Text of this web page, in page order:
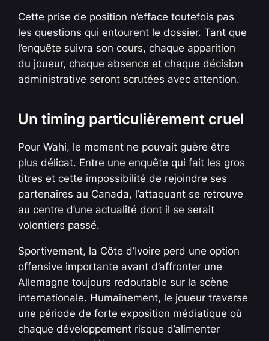
Cette prise de position n’efface toutefois pas
les questions qui entourent le dossier. Tant que
l’enquête suivra son cours, chaque apparition
du joueur, chaque absence et chaque décision
administrative seront scrutées avec attention.
Un timing particulièrement cruel
Pour Wahi, le moment ne pouvait guère être
plus délicat. Entre une enquête qui fait les gros
titres et cette impossibilité de rejoindre ses
partenaires au Canada, l’attaquant se retrouve
au centre d’une actualité dont il se serait
volontiers passé.
Sportivement, la Côte d’Ivoire perd une option
offensive importante avant d’affronter une
Allemagne toujours redoutable sur la scène
internationale. Humainement, le joueur traverse
une période de forte exposition médiatique où
chaque développement risque d’alimenter